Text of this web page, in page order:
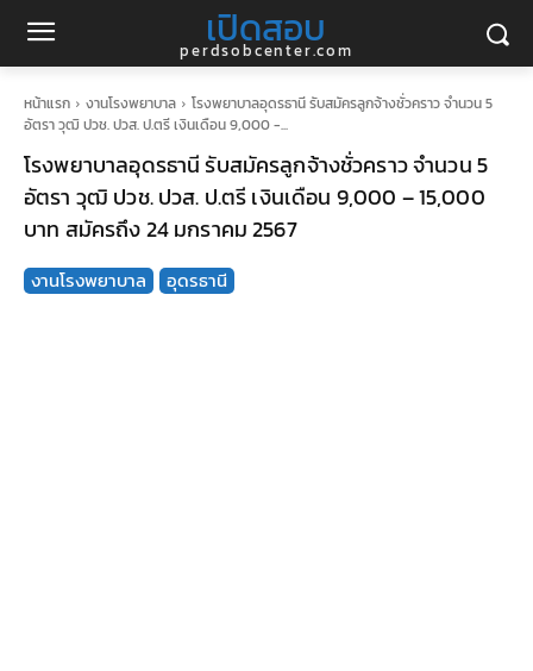
เปิดสอบ
perdsobcenter.com
หน้าแรก งานโรงพยาบาล
โรงพยาบาลอุดรธานี รับสมัครลูกจ้างชั่วคราว จำนวน 5
อัตรา วุฒิ ปวช. ปวส. ป.ตรี เงินเดือน 9,000 -...
โรงพยาบาลอุดรธานี รับสมัครลูกจ้างชั่วคราว จำนวน 5
อัตรา วุฒิ ปวช. ปวส. ป.ตรี เงินเดือน 9,000 – 15,000
บาท สมัครถึง 24 มกราคม 2567
งานโรงพยาบาล อุดรธานี